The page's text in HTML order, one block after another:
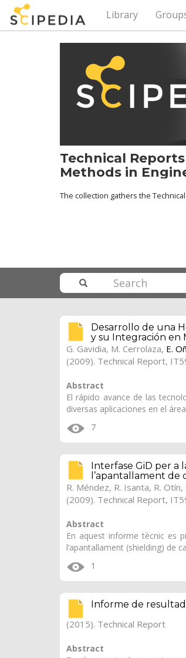
Library
Technical
Methods in
The collection gathers the
Desarrollo de una
y su Integración en
G. Gavidia, M. Cerrolaza, E.
(2009). Technical Report,
Abstract
El rápido avance de las
diversas aplicaciones en el área
7
Interfase GiD per a
l’apantallament de
R. Méndez, R. Isanta, R. Otín,
(2009). Technical Report,
Abstract
En aquest informe tècnic es
l’apantallament (shielding) de
1
Informe de
(2015). Technical Report
Abstract